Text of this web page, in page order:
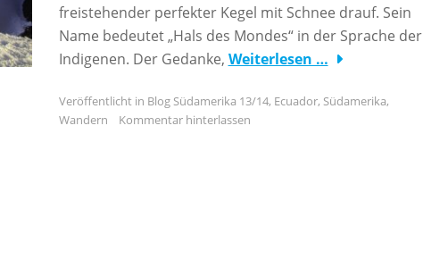
freistehender perfekter Kegel mit Schnee drauf. Sein
Name bedeutet „Hals des Mondes“ in der Sprache der
Indigenen. Der Gedanke, Weiterlesen …
Veröffentlicht in Blog Südamerika 13/14, Ecuador, Südamerika,
Wandern
Kommentar hinterlassen